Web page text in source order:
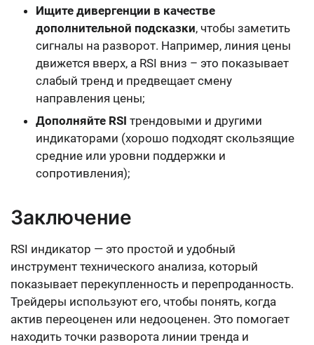
Ищите дивергенции в качестве
дополнительной подсказки, чтобы заметить
сигналы на разворот. Например, линия цены
движется вверх, а RSI вниз – это показывает
слабый тренд и предвещает смену
направления цены;
Дополняйте RSI трендовыми и другими
индикаторами (хорошо подходят скользящие
средние или уровни поддержки и
сопротивления);
Заключение
RSI индикатор — это простой и удобный
инструмент технического анализа, который
показывает перекупленность и перепроданность.
Трейдеры используют его, чтобы понять, когда
актив переоценен или недооценен. Это помогает
находить точки разворота линии тренда и